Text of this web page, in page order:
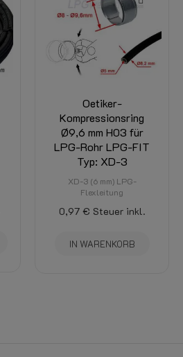
Oetiker-
Kompressionsring
Ø9,6 mm H03 für
LPG-Rohr LPG-FIT
Typ: XD-3
XD-3 (6 mm) LPG-
Flexleitung
0,97 € Steuer inkl.
IN WARENKORB